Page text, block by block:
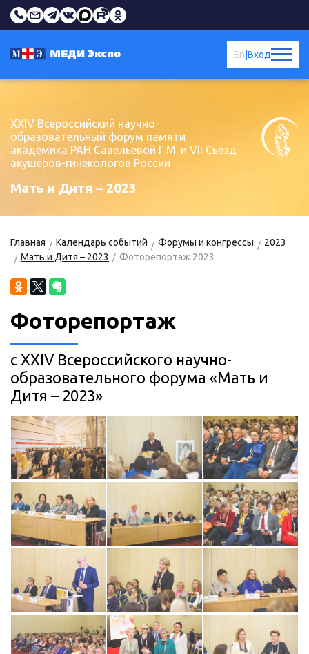
Вход
En
XXIV Всероссийский научно-
образовательный форум памяти
академика РАН Савельевой Г.М. и VII Съезд
акушеров-гинекологов России
Мать и Дитя – 2023
Главная Календарь событий Форумы и конгрессы
2023
Мать и Дитя – 2023
Фоторепортаж 2023
Фоторепортаж
с XXIV Всероссийского научно-
образовательного форума «Мать и
Дитя – 2023»